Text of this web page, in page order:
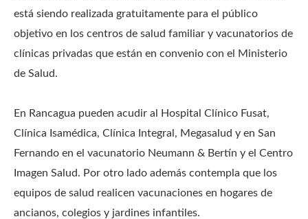
está siendo realizada gratuitamente para el público
objetivo en los centros de salud familiar y vacunatorios de
clínicas privadas que están en convenio con el Ministerio
de Salud.
En Rancagua pueden acudir al Hospital Clínico Fusat,
Clínica Isamédica, Clínica Integral, Megasalud y en San
Fernando en el vacunatorio Neumann & Bertín y el Centro
Imagen Salud. Por otro lado además contempla que los
equipos de salud realicen vacunaciones en hogares de
ancianos, colegios y jardines infantiles.